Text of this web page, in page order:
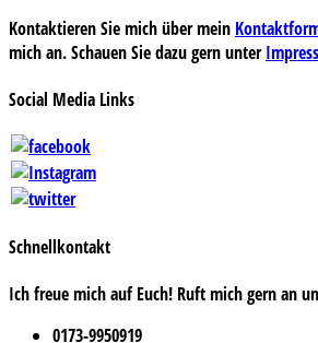
Kontaktieren Sie mich über mein
mich an. Schauen Sie dazu gern unter
Social Media Links
Schnellkontakt
Ich freue mich auf Euch! Ruft mich gern an
0173-9950919